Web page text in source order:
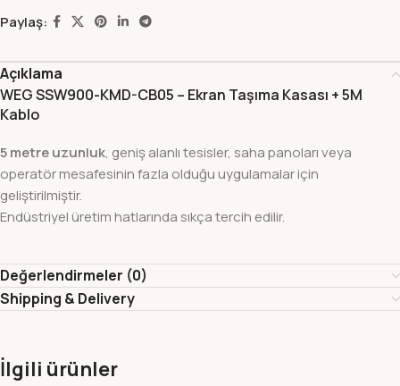
Paylaş:
Açıklama
WEG SSW900-KMD-CB05 – Ekran Taşıma Kasası + 5M
Kablo
5 metre uzunluk, geniş alanlı tesisler, saha panoları veya
operatör mesafesinin fazla olduğu uygulamalar için
geliştirilmiştir.
Endüstriyel üretim hatlarında sıkça tercih edilir.
Değerlendirmeler (0)
Shipping & Delivery
İlgili ürünler